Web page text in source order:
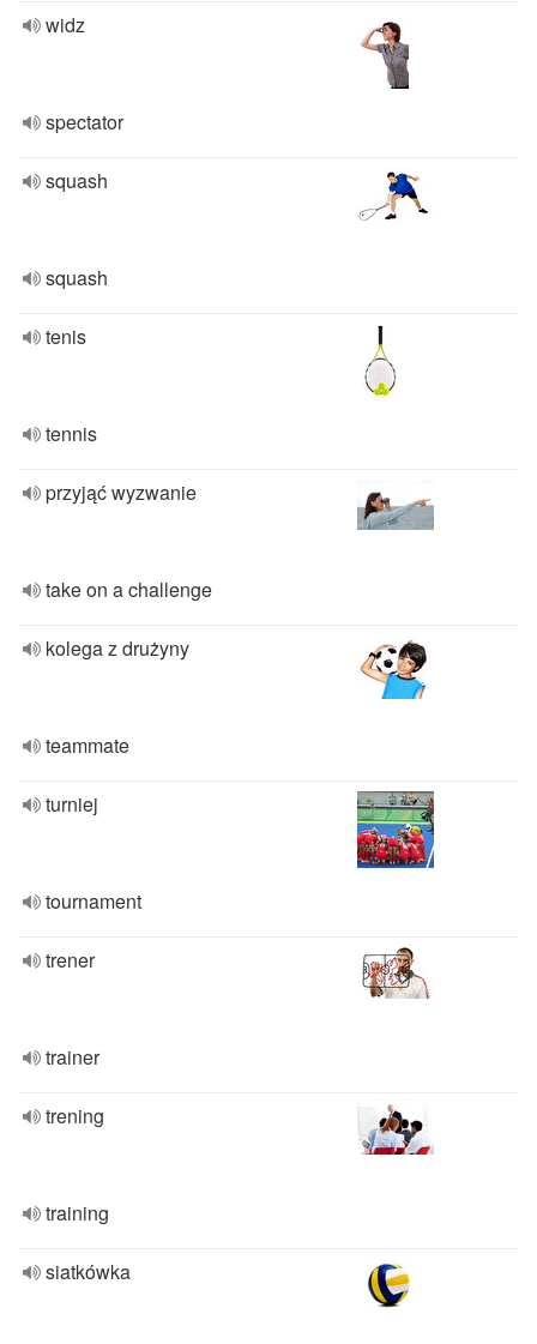
widz
spectator
squash
squash
tenis
tennis
przyjąć wyzwanie
take on a challenge
kolega z drużyny
teammate
turniej
tournament
trener
trainer
trening
training
siatkówka